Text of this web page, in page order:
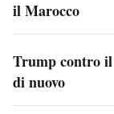
il Marocco
Trump contro
di nuovo